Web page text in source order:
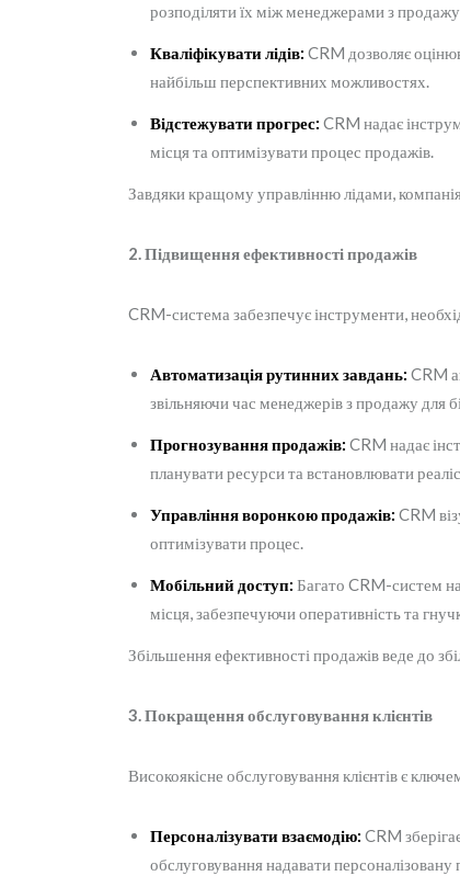
розподіляти їх між менеджерами з
Кваліфікувати лідів: CRM дозволяє
найбільш перспективних можливостях.
Відстежувати прогрес: CRM надає
місця та оптимізувати процес продажів.
Завдяки кращому управлінню лідами, компанія
2. Підвищення ефективності продажів
CRM-система забезпечує інструменти,
Автоматизація рутинних завдань: CRM
звільняючи час менеджерів з продажу для
Прогнозування продажів: CRM надає
планувати ресурси та встановлювати
Управління воронкою продажів: CRM
оптимізувати процес.
Мобільний доступ: Багато CRM-систем
місця, забезпечуючи оперативність та
Збільшення ефективності продажів веде до
3. Покращення обслуговування клієнтів
Високоякісне обслуговування клієнтів є
Персоналізувати взаємодію: CRM
обслуговування надавати